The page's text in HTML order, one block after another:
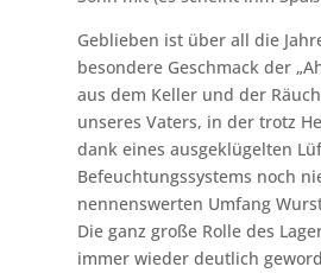
Geblieben ist über all die
besondere Geschmack der
aus dem Keller und der
unseres Vaters, in der trotz
dank eines ausgeklügelten
Befeuchtungssystems noch
nennenswerten Umfang
Die ganz große Rolle des
immer wieder deutlich